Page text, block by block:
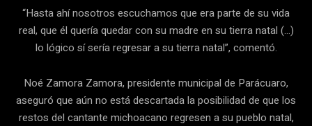
“Hasta ahí nosotros escuchamos que era parte de su vida
real, que él quería quedar con su madre en su tierra natal (…)
lo lógico sí sería regresar a su tierra natal”, comentó.
Noé Zamora Zamora, presidente municipal de Parácuaro,
aseguró que aún no está descartada la posibilidad de que los
restos del cantante michoacano regresen a su pueblo natal,